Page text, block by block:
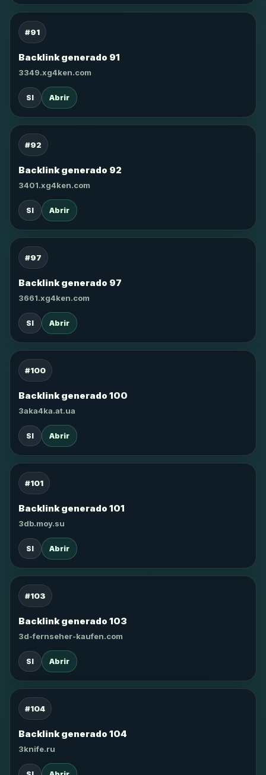
#91
Backlink generado 91
3349.xg4ken.com
SI Abrir
#92
Backlink generado 92
3401.xg4ken.com
SI Abrir
#97
Backlink generado 97
3661.xg4ken.com
SI Abrir
#100
Backlink generado 100
3aka4ka.at.ua
SI Abrir
#101
Backlink generado 101
3db.moy.su
SI Abrir
#103
Backlink generado 103
3d-fernseher-kaufen.com
SI Abrir
#104
Backlink generado 104
3knife.ru